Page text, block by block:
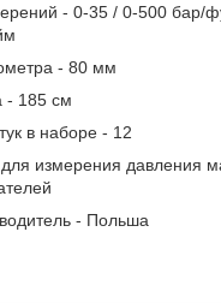
- 0-35 / 0-500 бар/
- 80 мм
- 185 см
в наборе - 12
измерения давления
- Польша